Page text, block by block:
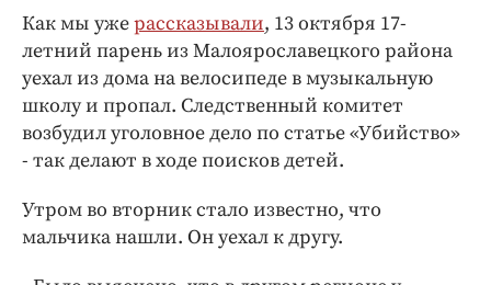
ПРОЕКТЫ
Блоги
Издания
Медиаперсона
Интересное чтиво
Бренд года
Как мы ужерассказывали, 13 октября 17-
летний парень из Малоярославецкого района
уехал из дома на велосипеде в музыкальную
школу и пропал. Следственный комитет
возбудил уголовное дело по статье «Убийство»
- так делают в ходе поисков детей.
Утром во вторник стало известно, что
мальчика нашли. Он уехал к другу.